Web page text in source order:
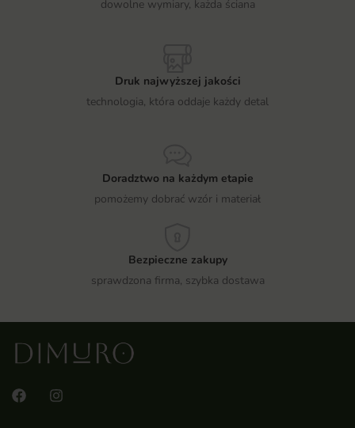
dowolne wymiary, każda ściana
Druk najwyższej jakości
technologia, która oddaje każdy detal
Doradztwo na każdym etapie
pomożemy dobrać wzór i materiał
Bezpieczne zakupy
sprawdzona firma, szybka dostawa